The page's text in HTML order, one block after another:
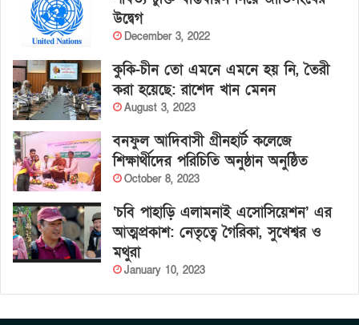
উদ্বেগ
December 3, 2022
কুকি-চীন তো এমনে এমনে হয় নি, তৈরী
করা হয়েছে: রাশেদ খান মেনন
August 3, 2023
বনফুল আদিবাসী গ্রীনহার্ট কলেজে
শিক্ষার্থীদের পরিচিতি অনুষ্ঠান অনুষ্ঠিত
October 8, 2023
‘চবি পাহাড়ি এলামনাই এসোসিয়েশন’ এর
আত্মপ্রকাশ: নেতৃত্বে গৈরিকা, সুখেশ্বর ও
মথুরা
January 10, 2023